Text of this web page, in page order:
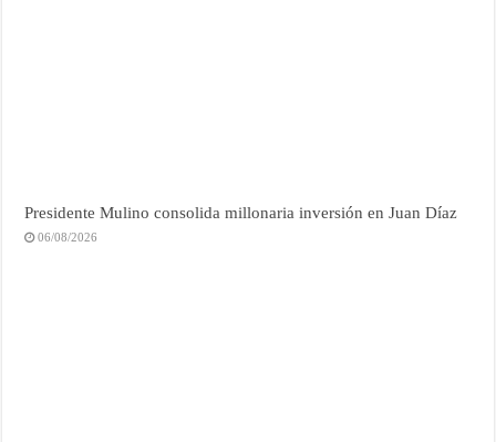
Presidente Mulino consolida millonaria inversión en Juan Díaz
06/08/2026